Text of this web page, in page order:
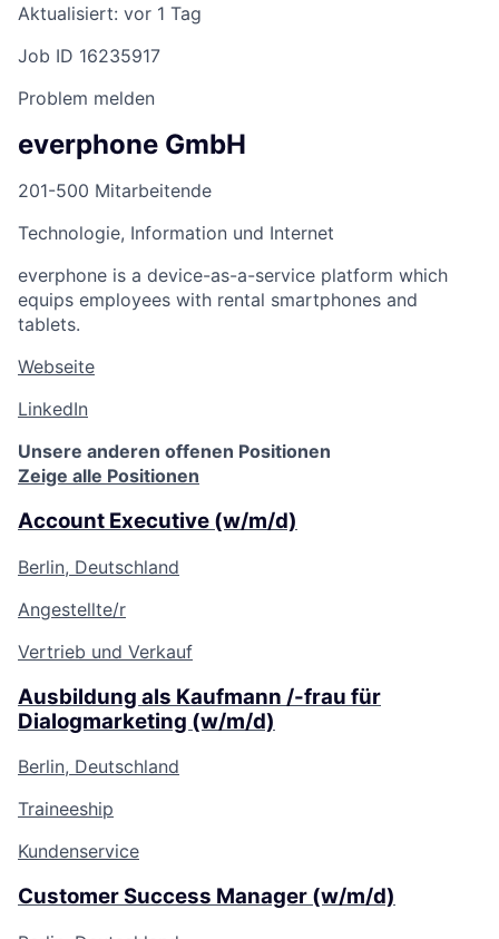
Aktualisiert: vor 1 Tag
Job ID 16235917
Problem melden
everphone GmbH
201-500 Mitarbeitende
Technologie, Information und Internet
everphone is a device-as-a-service platform which
equips employees with rental smartphones and
tablets.
Webseite
LinkedIn
Unsere anderen offenen Positionen
Zeige alle Positionen
Account Executive (w/m/d)
Berlin, Deutschland
Angestellte/r
Vertrieb und Verkauf
Ausbildung als Kaufmann /-frau für
Dialogmarketing (w/m/d)
Berlin, Deutschland
Traineeship
Kundenservice
Customer Success Manager (w/m/d)